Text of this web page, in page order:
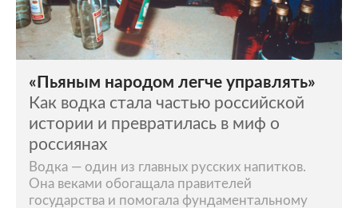
«Пьяным народом легче управлять»
Как водка стала частью российской
истории и превратилась в миф о
россиянах
Водка — один из главных русских напитков.
Она веками обогащала правителей
государства и помогала фундаментальному